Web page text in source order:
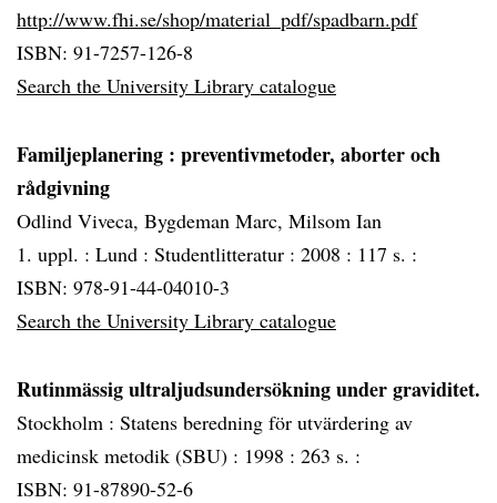
http://www.fhi.se/shop/material_pdf/spadbarn.pdf
ISBN: 91-7257-126-8
Search the University Library catalogue
Familjeplanering : preventivmetoder, aborter och
rådgivning
Odlind Viveca, Bygdeman Marc, Milsom Ian
1. uppl. : Lund : Studentlitteratur : 2008 : 117 s. :
ISBN: 978-91-44-04010-3
Search the University Library catalogue
Rutinmässig ultraljudsundersökning under graviditet.
Stockholm : Statens beredning för utvärdering av
medicinsk metodik (SBU) : 1998 : 263 s. :
ISBN: 91-87890-52-6